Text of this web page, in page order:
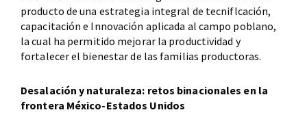
producto de una estrategia integral de tecniflcación,
capacitación e Innovación aplicada al campo poblano,
la cual ha permitido mejorar la productividad y
fortalecer el bienestar de las familias productoras.
Desalación y naturaleza: retos binacionales en la
frontera México-Estados Unidos